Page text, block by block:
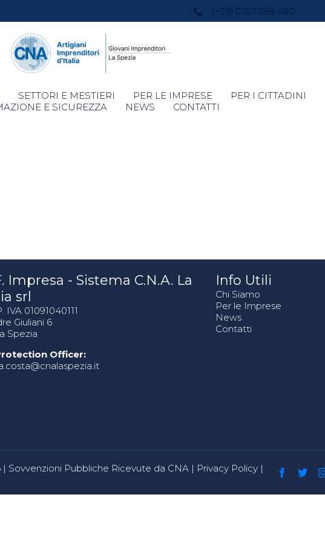
(+39) 0187 598 080
Skip
to
SETTORI E MESTIERI PER LE IMPRESE
PER I CITTADINI
E SICUREZZA
NEWS CONTATTI
Impresa - Sistema C.N.A. La
srl
IVA 01091040111
Giuliani 6
Spezia
Officer:
Info Utili
Chi Siamo
Per le Imprese
News
Contatti
| Sovvenzioni Pubbliche Ricevute da CNA | Privacy Policy |